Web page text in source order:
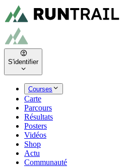
S'identifier
Courses
Carte
Parcours
Résultats
Posters
Vidéos
Shop
Actu
Communauté